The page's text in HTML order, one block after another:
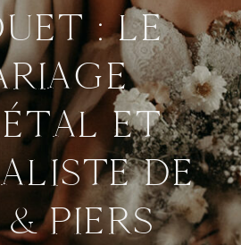
: LE
ET
DE
PIERS
DE CONFIDENTIALITÉ